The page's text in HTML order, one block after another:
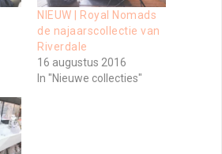
NIEUW | Royal Nomads
de najaarscollectie van
Riverdale
16 augustus 2016
In "Nieuwe collecties"